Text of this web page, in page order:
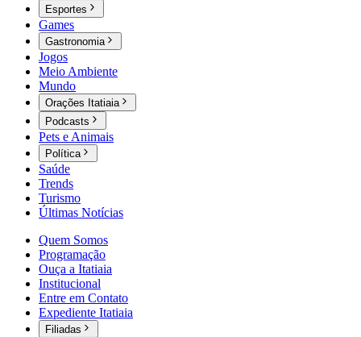
Esportes
Games
Gastronomia
Jogos
Meio Ambiente
Mundo
Orações Itatiaia
Podcasts
Pets e Animais
Política
Saúde
Trends
Turismo
Últimas Notícias
Quem Somos
Programação
Ouça a Itatiaia
Institucional
Entre em Contato
Expediente Itatiaia
Filiadas